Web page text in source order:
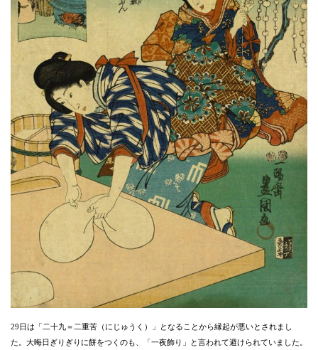
29日は「二十九＝二重苦（にじゅうく）」となることから縁起が悪いとされまし
た。大晦日ぎりぎりに餅をつくのも、「一夜飾り」と言われて避けられていました。